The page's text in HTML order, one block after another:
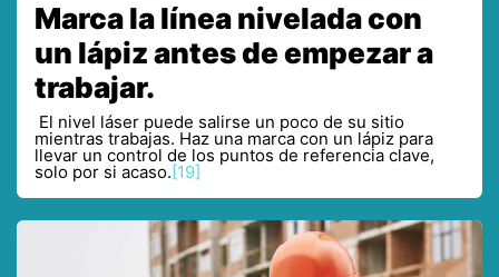
Marca la línea nivelada con
un lápiz antes de empezar a
trabajar.
El nivel láser puede salirse un poco de su sitio
mientras trabajas. Haz una marca con un lápiz para
llevar un control de los puntos de referencia clave,
solo por si acaso.[19]